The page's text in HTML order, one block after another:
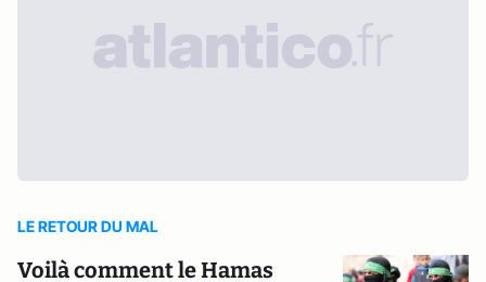
LE RETOUR DU MAL
Voilà comment le Hamas